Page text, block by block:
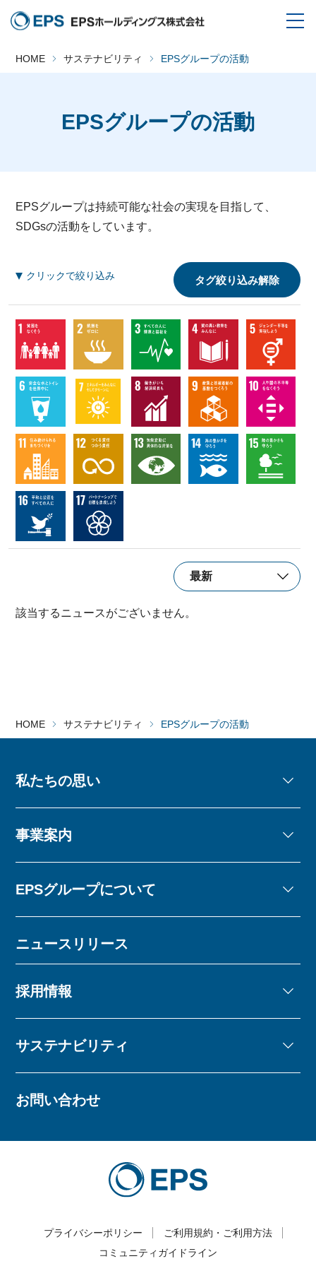
HOME サステナビリティ EPSグループの活動
EPSグループの活動
EPSグループは持続可能な社会の実現を目指して、
SDGsの活動をしています。
クリックで絞り込み タグ絞り込み解除
該当するニュースがございません。
HOME サステナビリティ EPSグループの活動
私たちの思い
事業案内
EPSグループについて
ニュースリリース
採用情報
サステナビリティ
お問い合わせ
プライバシーポリシー
ご利用規約・ご利用方法
コミュニティガイドライン